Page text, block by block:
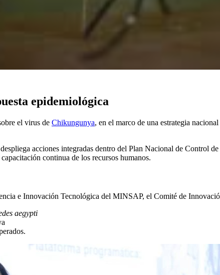
epidemiológica
el virus de Chikungunya, en el marco de una estrategia
acciones integradas dentro del Plan Nacional de Control
continua de los recursos humanos.
e Innovación Tecnológica del MINSAP, el Comité de
aegypti